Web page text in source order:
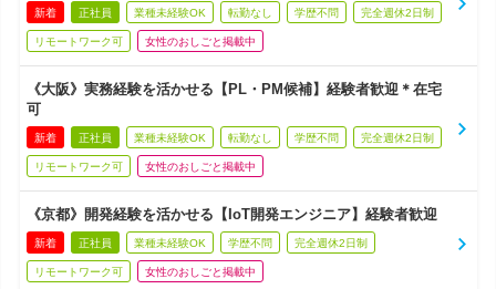
新着 正社員 業種未経験OK 転勤なし 学歴不問 完全週休2日制
リモートワーク可 女性のおしごと掲載中
《大阪》実務経験を活かせる【PL・PM候補】経験者歓迎＊在宅
可
新着 正社員 業種未経験OK 転勤なし 学歴不問 完全週休2日制
リモートワーク可 女性のおしごと掲載中
《京都》開発経験を活かせる【IoT開発エンジニア】経験者歓迎
新着 正社員 業種未経験OK 学歴不問 完全週休2日制
リモートワーク可 女性のおしごと掲載中